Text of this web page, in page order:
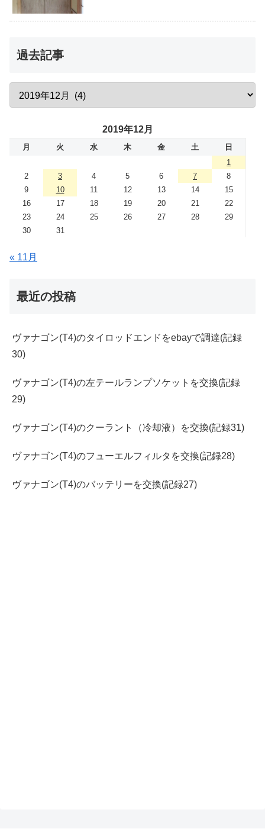
過去記事
2019年12月
月 火 水 木 金 土
日
1
2
3 4 5 6 7
8
9
10 11 12 13 14
15
16
17 18 19 20 21
22
23
24 25 26 27 28
29
30
31
« 11月
最近の投稿
ヴァナゴン(T4)のタイロッドエンドをebayで調達(記録
30)
ヴァナゴン(T4)の左テールランプソケットを交換(記録
29)
ヴァナゴン(T4)のクーラント（冷却液）を交換(記録31)
ヴァナゴン(T4)のフューエルフィルタを交換(記録28)
ヴァナゴン(T4)のバッテリーを交換(記録27)